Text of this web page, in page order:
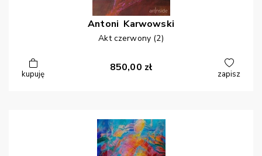
Antoni Karwowski
Akt czerwony (2)
kupuję
850,00 zł
zapisz